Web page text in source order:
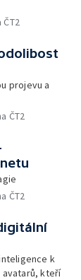
ČT2
projevu a
ČT2
ČT2
k
kteří